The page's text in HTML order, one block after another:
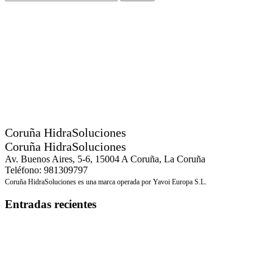
Coruña HidraSoluciones
Coruña HidraSoluciones
Av. Buenos Aires, 5-6, 15004 A Coruña, La Coruña
Teléfono: 981309797
Coruña HidraSoluciones es una marca operada por Yavoi Europa S.L.
Entradas recientes